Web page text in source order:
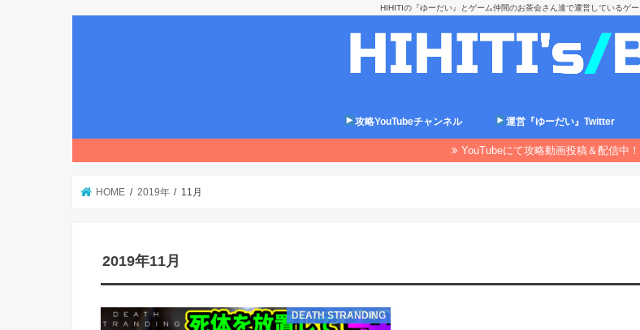
HIHITIの『ゆーだい』とゲーム仲間のお茶会さん達で運営しているゲー
攻略YouTubeチャンネル 運営『ゆーだい』Twitter
YouTubeにて攻略動画投稿＆配信中！
HOME 2019年 11月
2019年11月
DEATH STRANDING